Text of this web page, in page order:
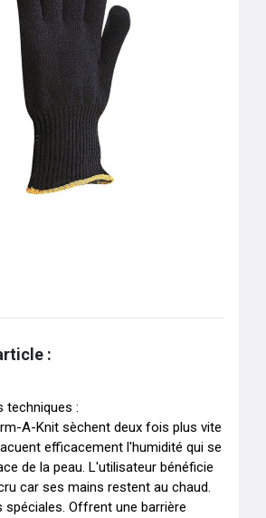
:
techniques :
A-Knit sèchent deux fois plus vite
efficacement l'humidité qui se
de la peau. L'utilisateur bénéficie
car ses mains restent au chaud.
spéciales. Offrent une barrière